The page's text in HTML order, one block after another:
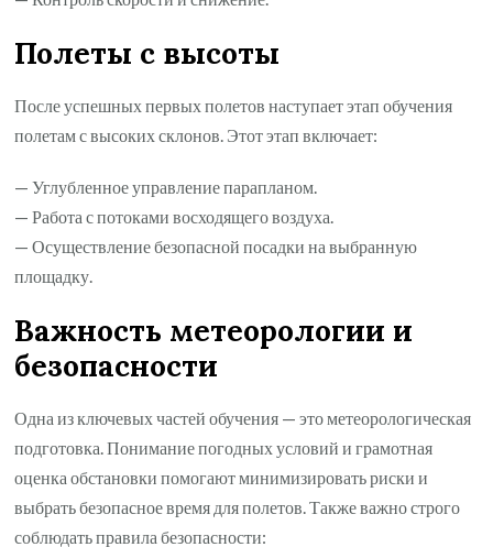
Полеты с высоты
После успешных первых полетов наступает этап обучения
полетам с высоких склонов. Этот этап включает:
— Углубленное управление парапланом.
— Работа с потоками восходящего воздуха.
— Осуществление безопасной посадки на выбранную
площадку.
Важность метеорологии и
безопасности
Одна из ключевых частей обучения — это метеорологическая
подготовка. Понимание погодных условий и грамотная
оценка обстановки помогают минимизировать риски и
выбрать безопасное время для полетов. Также важно строго
соблюдать правила безопасности: